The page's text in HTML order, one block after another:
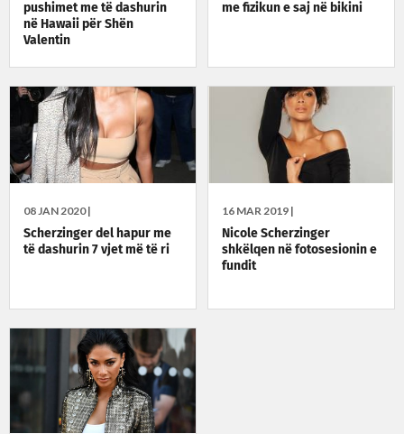
pushimet me të dashurin
në Hawaii për Shën
Valentin
me fizikun e saj në bikini
08 JAN 2020 |
Scherzinger del hapur me
të dashurin 7 vjet më të ri
16 MAR 2019 |
Nicole Scherzinger
shkëlqen në fotosesionin e
fundit